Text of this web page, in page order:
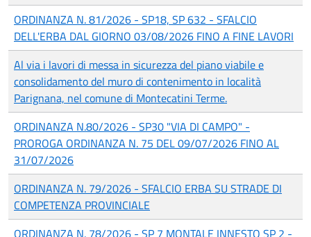
ORDINANZA N. 81/2026 - SP18, SP 632 - SFALCIO
DELL'ERBA DAL GIORNO 03/08/2026 FINO A FINE LAVORI
Al via i lavori di messa in sicurezza del piano viabile e
consolidamento del muro di contenimento in località
Parignana, nel comune di Montecatini Terme.
ORDINANZA N.80/2026 - SP30 "VIA DI CAMPO" -
PROROGA ORDINANZA N. 75 DEL 09/07/2026 FINO AL
31/07/2026
ORDINANZA N. 79/2026 - SFALCIO ERBA SU STRADE DI
COMPETENZA PROVINCIALE
ORDINANZA N. 78/2026 - SP 7 MONTALE INNESTO SP 2 -